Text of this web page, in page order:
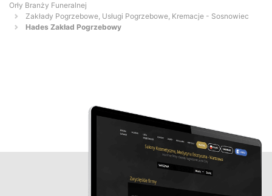
Orły Branży Funeralnej
Zakłady Pogrzebowe, Usługi Pogrzebowe, Kremacje - Sosnowiec
Hades Zakład Pogrzebowy